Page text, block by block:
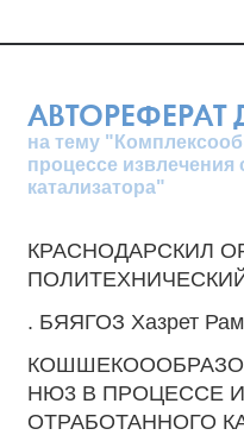
АВТОРЕФЕРАТ
на тему
процессе извлечения
катализатора"
КРАСНОДАРСКИЛ
. БЯЯГОЗ Хазрет
НЮ3 В ПРОЦЕССЕ
ОТРАБОТАННОГО